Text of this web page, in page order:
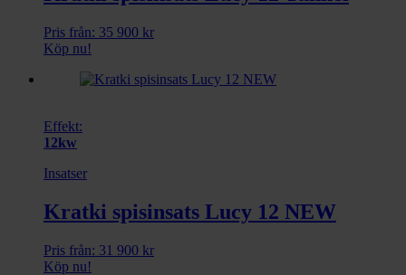
Pris från: 35 900 kr
Köp nu!
Effekt:
12kw
Insatser
Kratki spisinsats Lucy 12 NEW
Pris från: 31 900 kr
Köp nu!